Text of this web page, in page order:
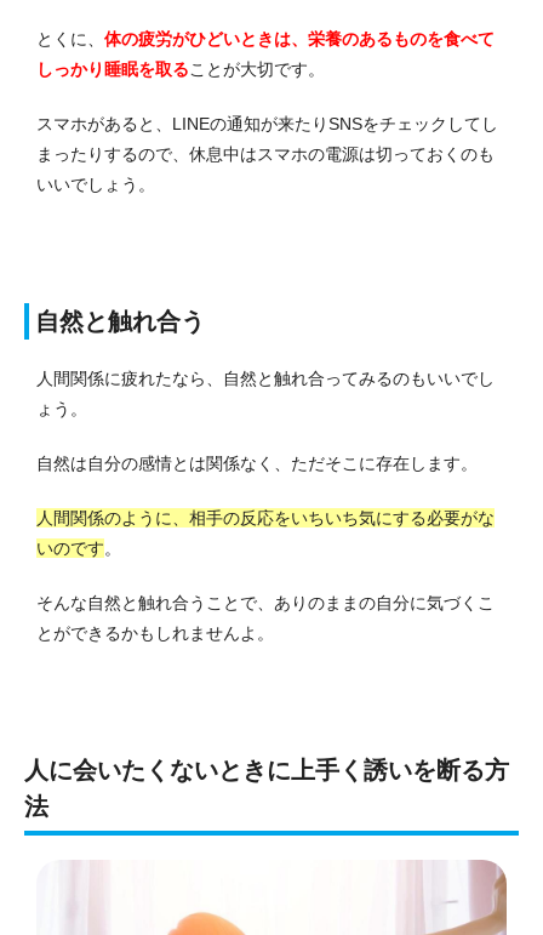
とくに、 体の疲労がひどいときは、栄養のあるものを食べて
しっかり睡眠を取ることが大切です。
スマホがあると、LINEの通知が来たりSNSをチェックしてし
まったりするので、休息中はスマホの電源は切っておくのも
いいでしょう。
自然と触れ合う
人間関係に疲れたなら、自然と触れ合ってみるのもいいでし
ょう。
自然は自分の感情とは関係なく、ただそこに存在します。
人間関係のように、相手の反応をいちいち気にする必要がな
いのです。
そんな自然と触れ合うことで、ありのままの自分に気づくこ
とができるかもしれませんよ。
人に会いたくないときに上手く誘いを断る方
法